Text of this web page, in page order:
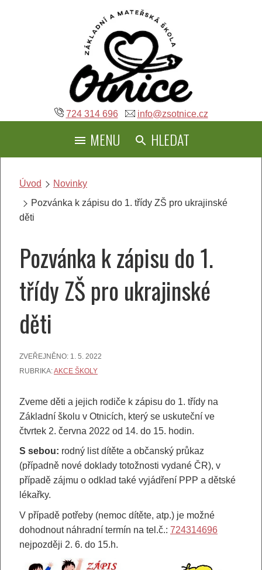
724 314 696 info@zsotnice.cz
MENU HLEDAT
Úvod
Novinky
Pozvánka k zápisu do 1. třídy ZŠ pro ukrajinské
děti
Pozvánka k zápisu do 1.
třídy ZŠ pro ukrajinské
děti
ZVEŘEJNĚNO: 1. 5. 2022
RUBRIKA:AKCE ŠKOLY
Zveme děti a jejich rodiče k zápisu do 1. třídy na
Základní školu v Otnicích, který se uskuteční ve
čtvrtek 2. června 2022 od 14. do 15. hodin.
S sebou: rodný list dítěte a občanský průkaz
(případně nové doklady totožnosti vydané ČR), v
případě zájmu o odklad také vyjádření PPP a dětské
lékařky.
V případě potřeby (nemoc dítěte, atp.) je možné
dohodnout náhradní termín na tel.č.: 724314696
nejpozději 2. 6. do 15.h.